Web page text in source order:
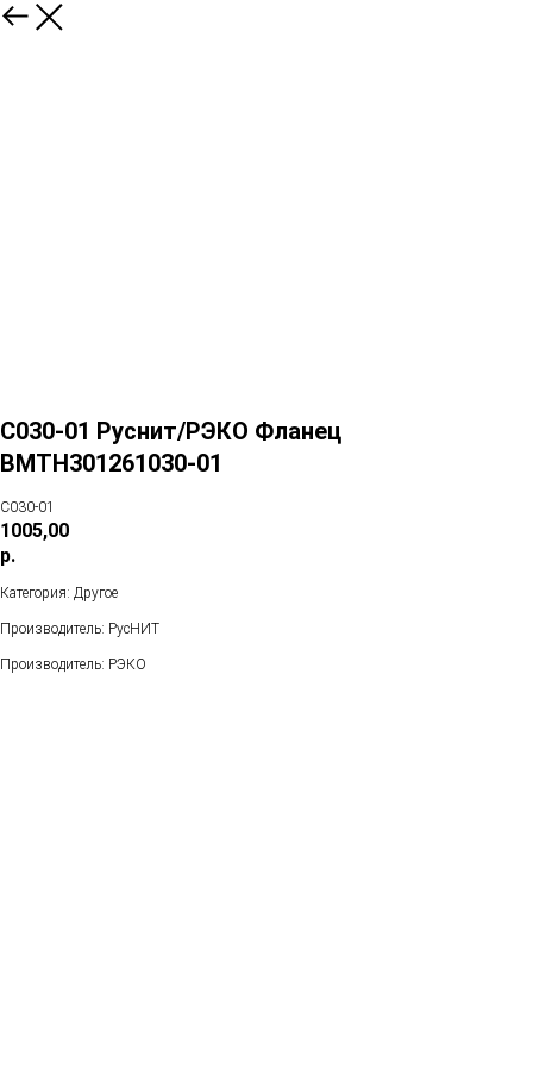
С030-01 Руснит/РЭКО Фланец
ВМТН301261030-01
С030-01
1005,00
р.
Категория: Другое
Производитель: РусНИТ
Производитель: РЭКО